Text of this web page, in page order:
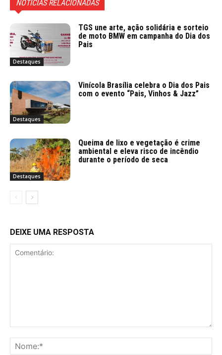
NOTÍCIAS RELACIONADAS
Destaques
TGS une arte, ação solidária e sorteio
de moto BMW em campanha do Dia dos
Pais
Destaques
Vinícola Brasília celebra o Dia dos Pais
com o evento “Pais, Vinhos & Jazz”
Destaques
Queima de lixo e vegetação é crime
ambiental e eleva risco de incêndio
durante o período de seca
DEIXE UMA RESPOSTA